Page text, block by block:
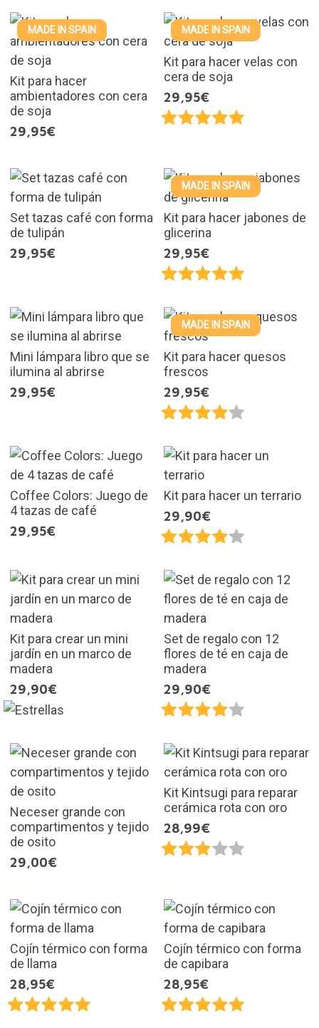
MADE IN SPAIN
Kit para hacer
ambientadores con cera
de soja
29,95€
MADE IN SPAIN
Kit para hacer velas con
cera de soja
29,95€
Set tazas café con forma
de tulipán
29,95€
MADE IN SPAIN
Kit para hacer jabones de
glicerina
29,95€
Mini lámpara libro que se
ilumina al abrirse
29,95€
MADE IN SPAIN
Kit para hacer quesos
frescos
29,95€
Coffee Colors: Juego de
4 tazas de café
29,95€
Kit para hacer un terrario
29,90€
Kit para crear un mini
jardín en un marco de
madera
29,90€
Set de regalo con 12
flores de té en caja de
madera
29,90€
Neceser grande con
compartimentos y tejido
de osito
29,00€
Kit Kintsugi para reparar
cerámica rota con oro
28,99€
Cojín térmico con forma
de llama
28,95€
Cojín térmico con forma
de capibara
28,95€